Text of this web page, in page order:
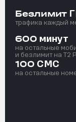
Безлимит
трафика каждый
600 минут
на остальные
и безлимит на T2
100 СМС
на остальные